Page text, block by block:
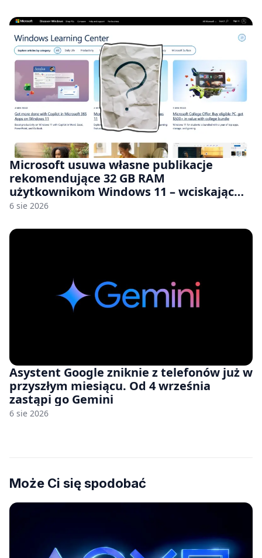
Microsoft usuwa własne publikacje
rekomendujące 32 GB RAM
użytkownikom Windows 11 – wciskając
nam przy tym komputery z 8 GB RAM po
6 sie 2026
Asystent Google zniknie z telefonów już w
przyszłym miesiącu. Od 4 września
zastąpi go Gemini
6 sie 2026
Może Ci się spodobać